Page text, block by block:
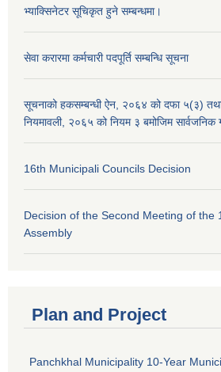
भ्याक्सिनेटर सूचिकृत हुने सम्बन्धमा।
सेवा करारमा कर्मचारी पदपूर्ति सम्बन्धि सूचना
सूचनाको हकसम्बन्धी ऐन, २०६४ को दफा ५(३)
नियमावली, २०६५ को नियम ३ बमोजिम
16th Municipali Councils Decision
Decision of the Second Meeting of the
Assembly
Plan and Project
Panchkhal Municipality 10-Year